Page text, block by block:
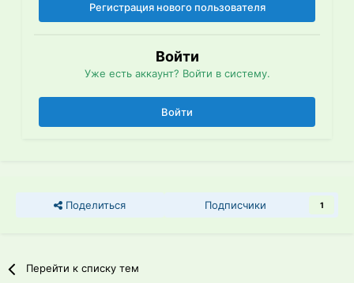
Регистрация нового пользователя
Войти
Уже есть аккаунт? Войти в систему.
Войти
Поделиться Подписчики 1
Перейти к списку тем